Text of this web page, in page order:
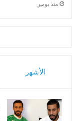
منذ يومين
الأشهر